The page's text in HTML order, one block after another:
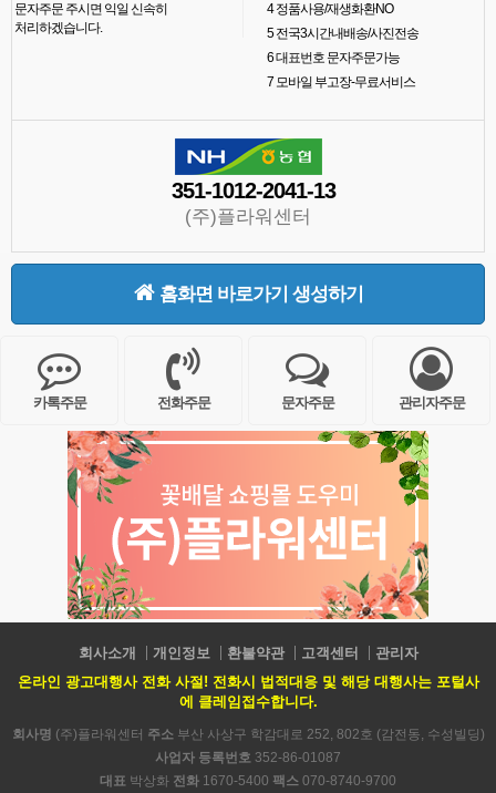
문자주문 주시면 익일 신속히
처리하겠습니다.
4정품사용/재생화환NO
5전국3시간내배송/사진전송
6대표번호 문자주문가능
7모바일 부고장-무료서비스
351-1012-2041-13
(주)플라워센터
홈화면 바로가기 생성하기
카톡주문 전화주문 문자주문 관리자주문
회사소개 개인정보 환불약관 고객센터
관리자
온라인 광고대행사 전화 사절! 전화시 법적대응 및 해당 대행사는 포털사
에 클레임접수합니다.
회사명 (주)플라워센터 주소부산 사상구 학감대로 252, 802호 (감전동, 수성빌딩)
사업자 등록번호 352-86-01087
대표 박상화 전화 1670-5400 팩스 070-8740-9700